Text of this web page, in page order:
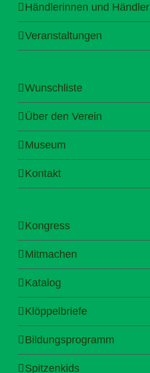
Händlerinnen und Händler
Veranstaltungen
Wunschliste
Über den Verein
Museum
Kontakt
Kongress
Mitmachen
Katalog
Klöppelbriefe
Bildungsprogramm
Spitzenkids